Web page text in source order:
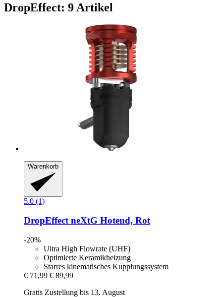
DropEffect: 9 Artikel
Warenkorb
5.0 (1)
DropEffect neXtG Hotend, Rot
-20%
Ultra High Flowrate (UHF)
Optimierte Keramikheizung
Starres kinematisches Kupplungssystem
€ 71,99 € 89,99
Gratis Zustellung bis 13. August